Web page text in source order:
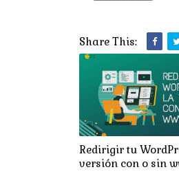
Share This:
Redirigir tu
versión con o sin